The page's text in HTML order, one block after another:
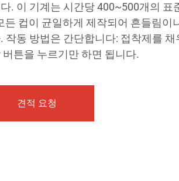
. 이 기계는 시간당 400~500개의 표
든 컵이 균일하게 제작되어 흔들림이
작동 방법은 간단합니다: 접착제를
버튼을 누르기만 하면 됩니다.
견적 요청